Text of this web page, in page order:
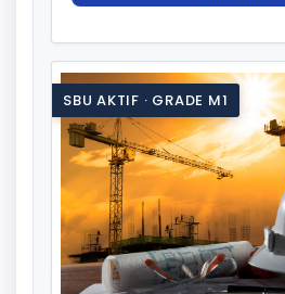
SBU AKTIF · GRADE M1